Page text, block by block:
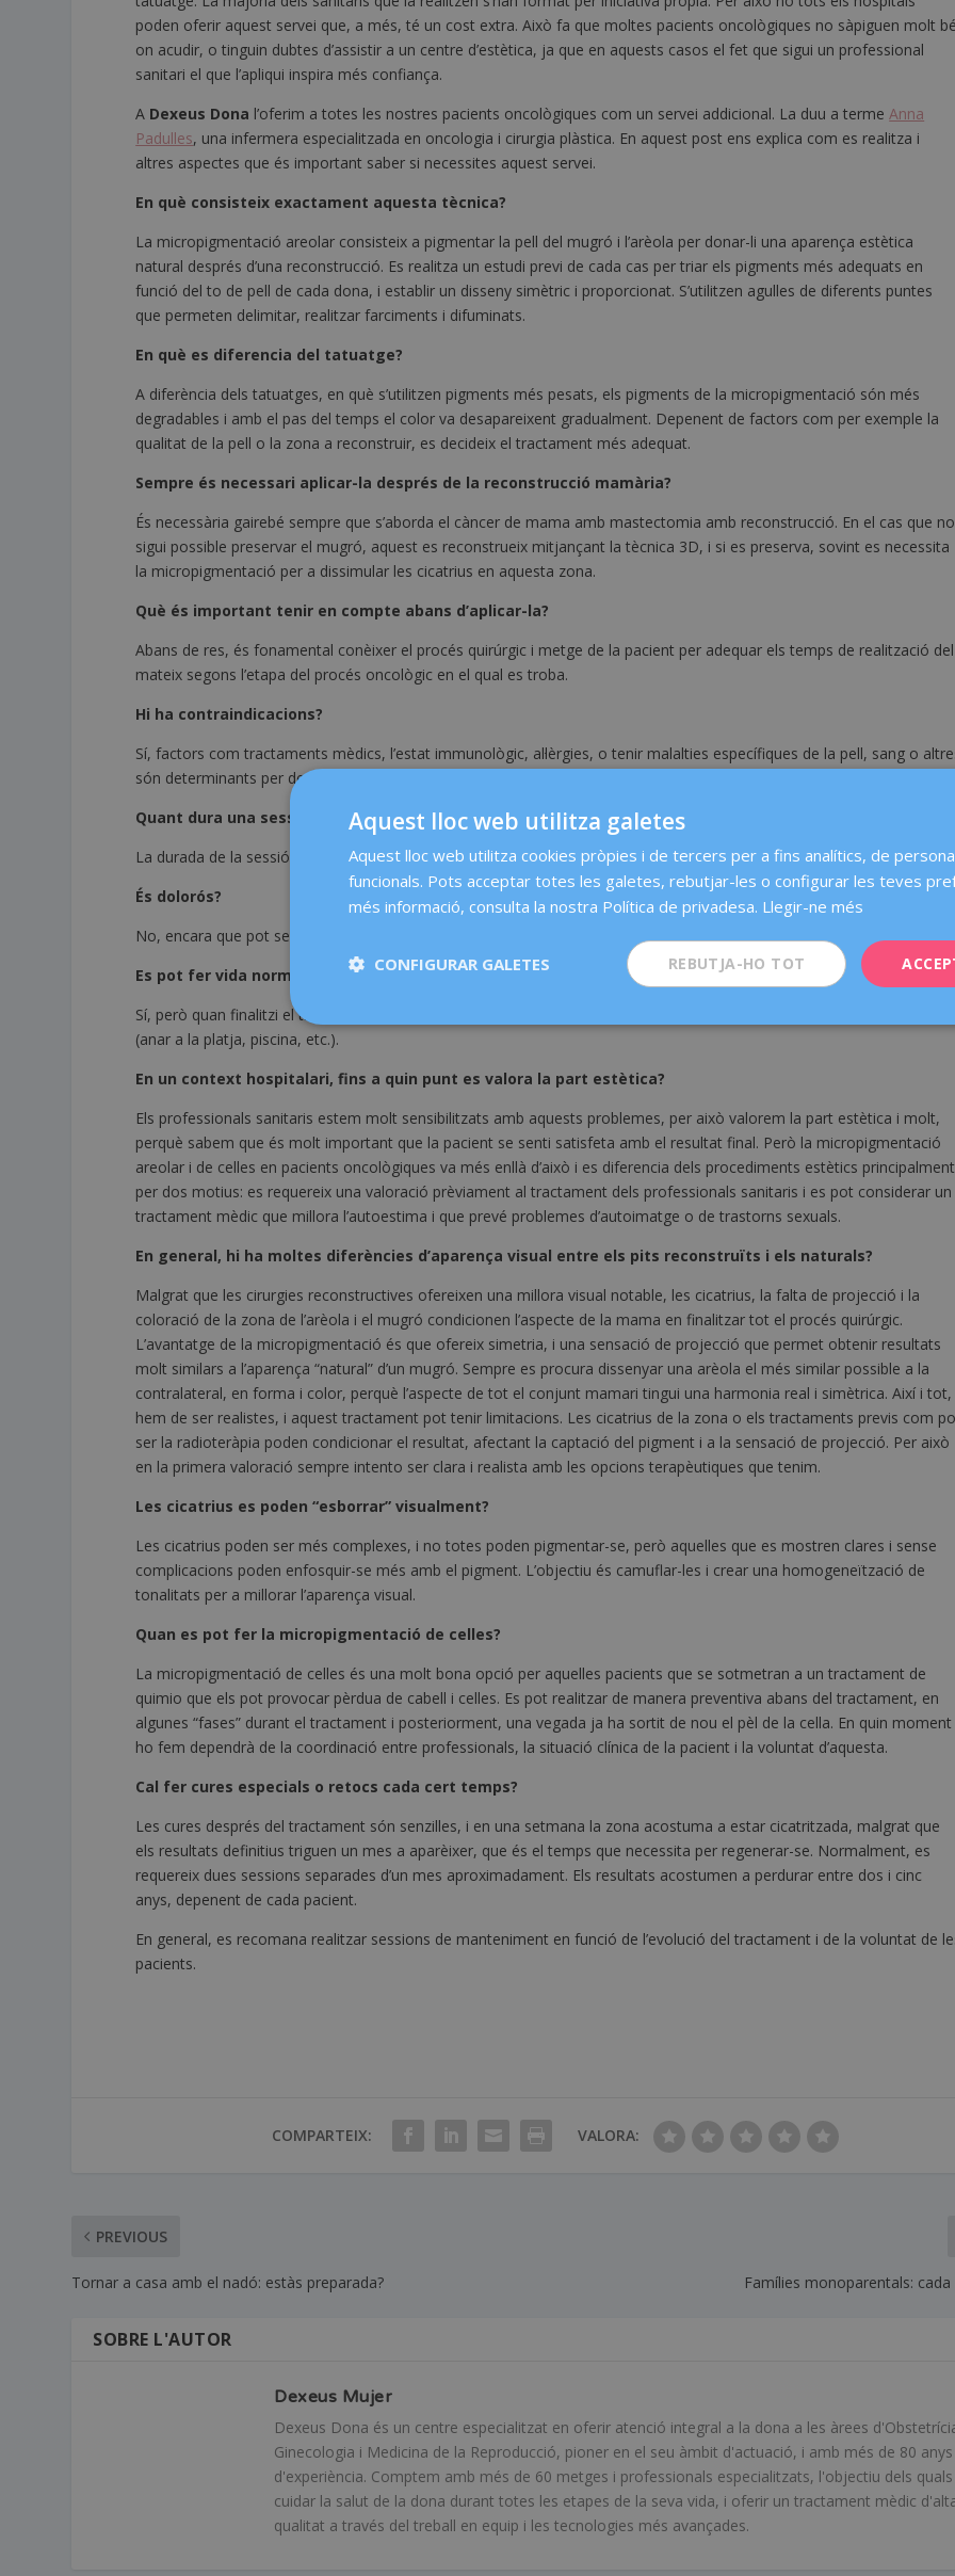
poden oferir aquest servei que, a més, té un cost extra. Això fa que moltes pacients oncològiques no sàpiguen molt
on acudir, o tinguin dubtes d’assistir a un centre d’estètica, ja que en aquests casos el fet que sigui un professional
sanitari el que l’apliqui inspira més confiança.
A Dexeus Dona l’oferim a totes les nostres pacients oncològiques com un servei addicional. La duu a terme Anna
Padulles, una infermera especialitzada en oncologia i cirurgia plàstica. En aquest post ens explica com es realitza i
altres aspectes que és important saber si necessites aquest servei.
En què consisteix exactament aquesta tècnica?
La micropigmentació areolar consisteix a pigmentar la pell del mugró i l’arèola per donar-li una aparença estètica
natural després d’una reconstrucció. Es realitza un estudi previ de cada cas per triar els pigments més adequats en
funció del to de pell de cada dona, i establir un disseny simètric i proporcionat. S’utilitzen agulles de diferents puntes
que permeten delimitar, realitzar farciments i difuminats.
En què es diferencia del tatuatge?
A diferència dels tatuatges, en què s’utilitzen pigments més pesats, els pigments de la micropigmentació són més
degradables i amb el pas del temps el color va desapareixent gradualment. Depenent de factors com per exemple la
qualitat de la pell o la zona a reconstruir, es decideix el tractament més adequat.
Sempre és necessari aplicar-la després de la reconstrucció mamària?
És necessària gairebé sempre que s’aborda el càncer de mama amb mastectomia amb reconstrucció. En el cas que no
sigui possible preservar el mugró, aquest es reconstrueix mitjançant la tècnica 3D, i si es preserva, sovint es necessita
la micropigmentació per a dissimular les cicatrius en aquesta zona.
Què és important tenir en compte abans d’aplicar-la?
Abans de res, és fonamental conèixer el procés quirúrgic i metge de la pacient per adequar els temps de realització del
mateix segons l’etapa del procés oncològic en el qual es troba.
Hi ha contraindicacions?
Sí, factors com tractaments mèdics, l’estat immunològic, al·lèrgies, o tenir malalties específiques de la pell, sang o
són determinants per decidir si està indicat el tractament o en quin moment podem realitzar-lo.
Quant dura una sessió?
La durada de la sessió pot oscil·lar entre 60-120 minuts.
És dolorós?
No, encara que pot ser molest, per a prevenir les molèsties o el dolor s’aplica anestèsia local en la zona.
Es pot fer vida normal?
Sí, però quan finalitzi el tractament durant una setmana cal evitar suar en excés, realitzar esport i/o activitats d’aigua
(anar a la platja, piscina, etc.).
En un context hospitalari, fins a quin punt es valora la part estètica?
Els professionals sanitaris estem molt sensibilitzats amb aquests problemes, per això valorem la part estètica i molt,
perquè sabem que és molt important que la pacient se senti satisfeta amb el resultat final. Però la micropigmentació
areolar i de celles en pacients oncològiques va més enllà d’això i es diferencia dels procediments estètics principalment
per dos motius: es requereix una valoració prèviament al tractament dels professionals sanitaris i es pot considerar un
tractament mèdic que millora l’autoestima i que prevé problemes d’autoimatge o de trastorns sexuals.
En general, hi ha moltes diferències d’aparença visual entre els pits reconstruïts i els naturals?
Malgrat que les cirurgies reconstructives ofereixen una millora visual notable, les cicatrius, la falta de projecció i la
coloració de la zona de l’arèola i el mugró condicionen l’aspecte de la mama en finalitzar tot el procés quirúrgic.
L’avantatge de la micropigmentació és que ofereix simetria, i una sensació de projecció que permet obtenir resultats
molt similars a l’aparença “natural” d’un mugró. Sempre es procura dissenyar una arèola el més similar possible a la
contralateral, en forma i color, perquè l’aspecte de tot el conjunt mamari tingui una harmonia real i simètrica. Així i tot,
hem de ser realistes, i aquest tractament pot tenir limitacions. Les cicatrius de la zona o els tractaments previs com
ser la radioteràpia poden condicionar el resultat, afectant la captació del pigment i a la sensació de projecció. Per això
en la primera valoració sempre intento ser clara i realista amb les opcions terapèutiques que tenim.
Les cicatrius es poden “esborrar” visualment?
Les cicatrius poden ser més complexes, i no totes poden pigmentar-se, però aquelles que es mostren clares i sense
complicacions poden enfosquir-se més amb el pigment. L’objectiu és camuflar-les i crear una homogeneïtzació de
tonalitats per a millorar l’aparença visual.
Quan es pot fer la micropigmentació de celles?
La micropigmentació de celles és una molt bona opció per aquelles pacients que se sotmetran a un tractament de
quimio que els pot provocar pèrdua de cabell i celles. Es pot realitzar de manera preventiva abans del tractament, en
algunes “fases” durant el tractament i posteriorment, una vegada ja ha sortit de nou el pèl de la cella. En quin moment
ho fem dependrà de la coordinació entre professionals, la situació clínica de la pacient i la voluntat d’aquesta.
Cal fer cures especials o retocs cada cert temps?
Les cures després del tractament són senzilles, i en una setmana la zona acostuma a estar cicatritzada, malgrat que
els resultats definitius triguen un mes a aparèixer, que és el temps que necessita per regenerar-se. Normalment, es
requereix dues sessions separades d’un mes aproximadament. Els resultats acostumen a perdurar entre dos i cinc
anys, depenent de cada pacient.
En general, es recomana realitzar sessions de manteniment en funció de l’evolució del tractament i de la voluntat de
pacients.
COMPARTEIX: VALORA:
PREVIOUS
Tornar a casa amb el nadó: estàs preparada? Famílies monoparentals:
SOBRE L'AUTOR
Dexeus Mujer
Dexeus Dona és un centre especialitzat en oferir atenció integral a la dona a les àrees
Ginecologia i Medicina de la Reproducció, pioner en el seu àmbit d'actuació, i amb més de 80 anys
d'experiència. Comptem amb més de 60 metges i professionals especialitzats, l'objectiu dels
cuidar la salut de la dona durant totes les etapes de la seva vida, i oferir un tractament mèdic
qualitat a través del treball en equip i les tecnologies més avançades.
Aquest lloc web utilitza galetes
Aquest lloc web utilitza cookies pròpies i de tercers per a fins analítics, de
funcionals. Pots acceptar totes les galetes, rebutjar-les o configurar les teves
més informació, consulta la nostra Política de privadesa. Llegir-ne més
REBUTJA-HO TOT
CONFIGURAR GALETES